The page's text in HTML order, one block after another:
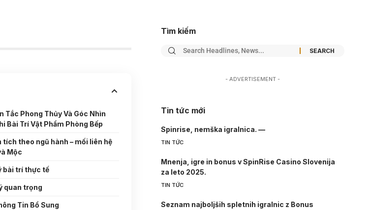
Tắc Phong Thủy Và Góc Nhìn
Bài Trí Vật Phẩm Phòng Bếp
tích theo ngũ hành – mối liên hệ
Mộc
bài trí thực tế
quan trọng
Tin Bổ Sung
Tìm kiếm
- ADVERTISEMENT -
Tin tức mới
Spinrise, nemška igralnica. —
TIN TỨC
Mnenja, igre in bonus v SpinRise Casino Slovenija
za leto 2025.
TIN TỨC
Seznam najboljših spletnih igralnic z Bonus